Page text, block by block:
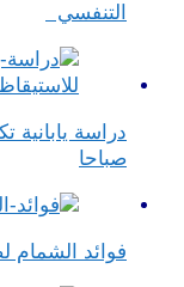
التنفسي
دراسة
صباحا
فوائد الشمام